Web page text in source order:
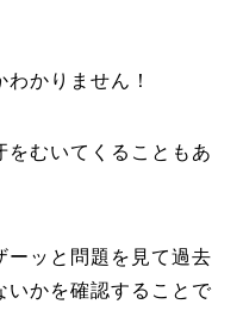
かりません！
をむいてくることもあ
ーッと問題を見て過去
いかを確認することで